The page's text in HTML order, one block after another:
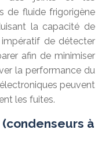
de fluide frigorigène
la capacité de
de détecter
afin de minimiser
la performance du
peuvent
les fuites.
à